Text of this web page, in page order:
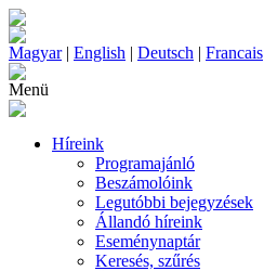
Magyar| English | Deutsch | Francais
Menü
Híreink
Programajánló
Beszámolóink
Legutóbbi bejegyzések
Állandó híreink
Eseménynaptár
Keresés, szűrés